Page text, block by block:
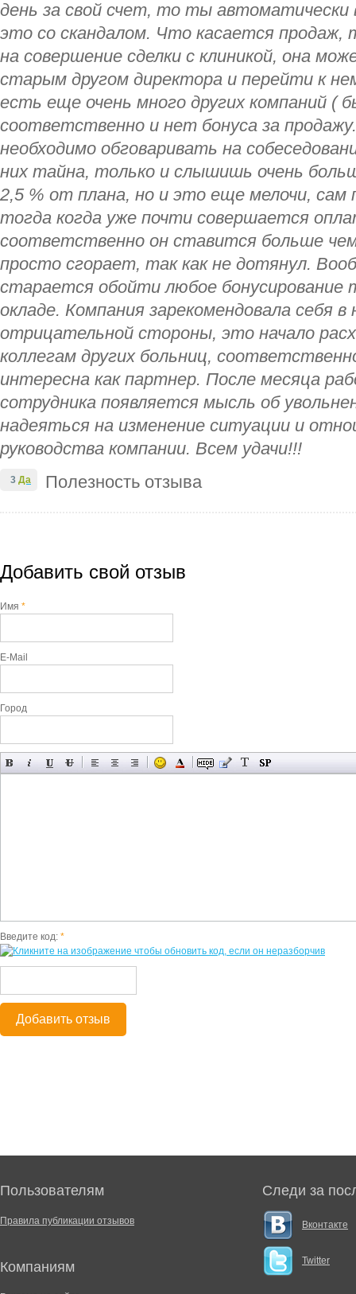
день за свой счет, то ты автоматически
это со скандалом. Что касается продаж,
на совершение сделки с клиникой, она
старым другом директора и перейти к
есть еще очень много других компаний (
соответственно и нет бонуса за
необходимо обговаривать на
них тайна, только и слышишь очень
2,5 % от плана, но и это еще мелочи, сам
тогда когда уже почти совершается
соответственно он ставится больше
просто сгорает, так как не дотянул.
старается обойти любое бонусирование
окладе. Компания зарекомендовала себя
отрицательной стороны, это начало
коллегам других больниц,
интересна как партнер. После месяца
сотрудника появляется мысль об
надеяться на изменение ситуации и
руководства компании. Всем удачи!!!
Полезность отзыва
3 Да
Добавить свой отзыв
Имя *
E-Mail
Город
Введите код: *
Добавить отзыв
Пользователям
Правила публикации отзывов
Компаниям
Следи за
Вконтакте
Twitter